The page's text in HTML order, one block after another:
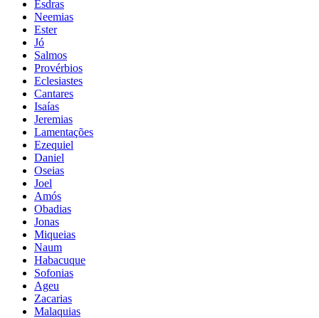
Esdras
Neemias
Ester
Jó
Salmos
Provérbios
Eclesiastes
Cantares
Isaías
Jeremias
Lamentações
Ezequiel
Daniel
Oseias
Joel
Amós
Obadias
Jonas
Miqueias
Naum
Habacuque
Sofonias
Ageu
Zacarias
Malaquias